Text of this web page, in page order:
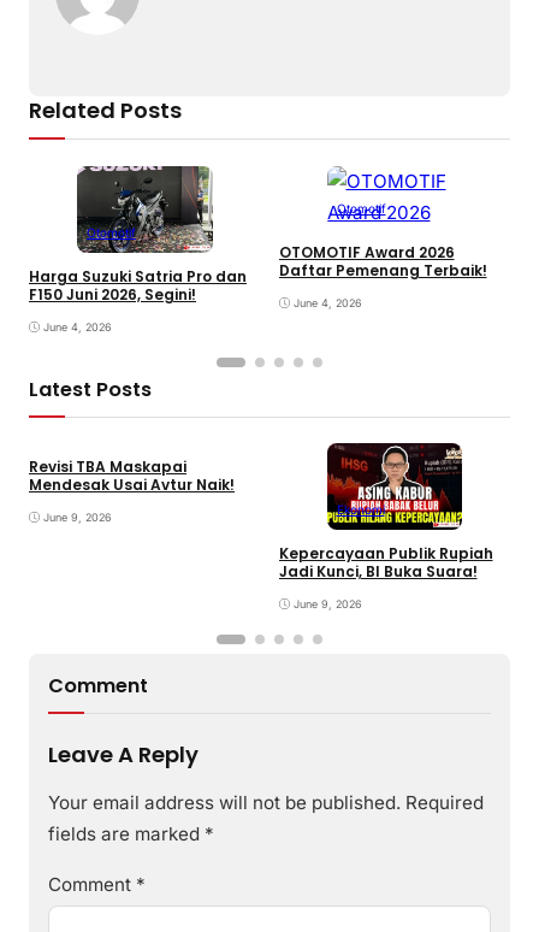
Related Posts
Otomotif
Harga Suzuki Satria Pro dan
F150 Juni 2026, Segini!
June 4, 2026
Otomotif
OTOMOTIF Award 2026
Daftar Pemenang Terbaik!
June 4, 2026
Latest Posts
Revisi TBA Maskapai
Mendesak Usai Avtur Naik!
June 9, 2026
Ekonomi
Kepercayaan Publik Rupiah
Jadi Kunci, BI Buka Suara!
June 9, 2026
Comment
Leave A Reply
Your email address will not be published. Required
fields are marked *
Comment *